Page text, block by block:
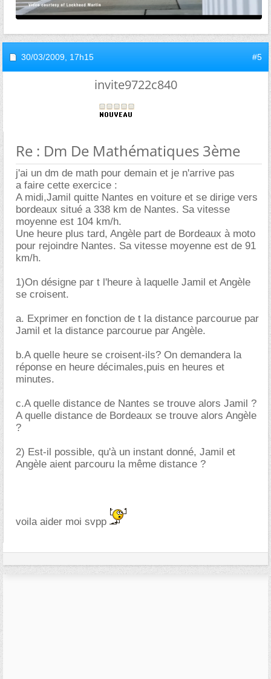
30/03/2009, 17h15 #5
invite9722c840
Re : Dm De Mathématiques 3ème
j'ai un dm de math pour demain et je n'arrive pas
a faire cette exercice :
A midi,Jamil quitte Nantes en voiture et se dirige vers
bordeaux situé a 338 km de Nantes. Sa vitesse
moyenne est 104 km/h.
Une heure plus tard, Angèle part de Bordeaux à moto
pour rejoindre Nantes. Sa vitesse moyenne est de 91
km/h.
1)On désigne par t l'heure à laquelle Jamil et Angèle
se croisent.
a. Exprimer en fonction de t la distance parcourue par
Jamil et la distance parcourue par Angèle.
b.A quelle heure se croisent-ils? On demandera la
réponse en heure décimales,puis en heures et
minutes.
c.A quelle distance de Nantes se trouve alors Jamil ?
A quelle distance de Bordeaux se trouve alors Angèle
?
2) Est-il possible, qu'à un instant donné, Jamil et
Angèle aient parcouru la même distance ?
voila aider moi svpp